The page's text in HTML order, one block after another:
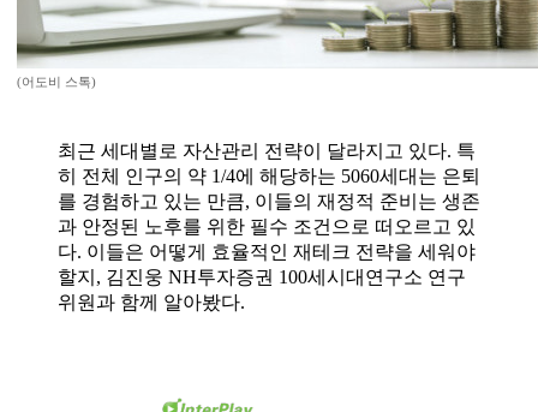
(어도비 스톡)
최근 세대별로 자산관리 전략이 달라지고 있다. 특
히 전체 인구의 약 1/4에 해당하는 5060세대는 은퇴
를 경험하고 있는 만큼, 이들의 재정적 준비는 생존
과 안정된 노후를 위한 필수 조건으로 떠오르고 있
다. 이들은 어떻게 효율적인 재테크 전략을 세워야
할지, 김진웅 NH투자증권 100세시대연구소 연구
위원과 함께 알아봤다.